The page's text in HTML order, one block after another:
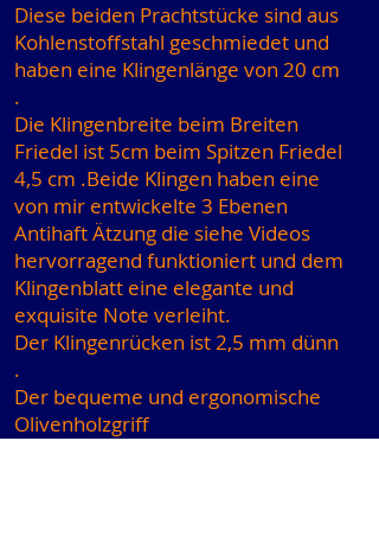
Diese beiden Prachtstücke sind aus
Kohlenstoffstahl geschmiedet und
haben eine Klingenlänge von 20 cm
.
Die Klingenbreite beim Breiten
Friedel ist 5cm beim Spitzen Friedel
4,5 cm .Beide Klingen haben eine
von mir entwickelte 3 Ebenen
Antihaft Ätzung die siehe Videos
hervorragend funktioniert und dem
Klingenblatt eine elegante und
exquisite Note verleiht.
Der Klingenrücken ist 2,5 mm dünn
.
Der bequeme und ergonomische
Olivenholzgriff